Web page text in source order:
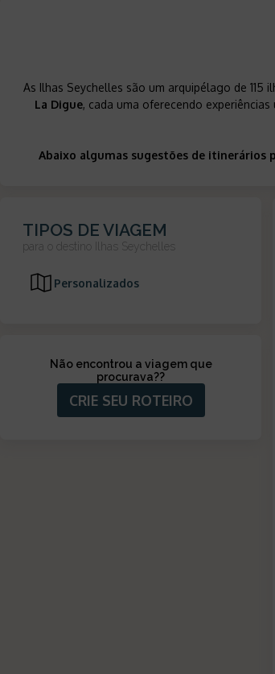
As Ilhas Seychelles são um arquipélago de
La Digue, cada uma oferecendo
Abaixo algumas sugestões de itinerários
TIPOS DE VIAGEM
para o destino Ilhas Seychelles
Personalizados
Não encontrou a viagem que
procurava??
CRIE SEU ROTEIRO